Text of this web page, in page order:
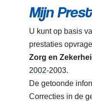
Mijn
U kunt op basis
prestaties
Zorg en
2002-2003.
De getoonde
Correcties in de